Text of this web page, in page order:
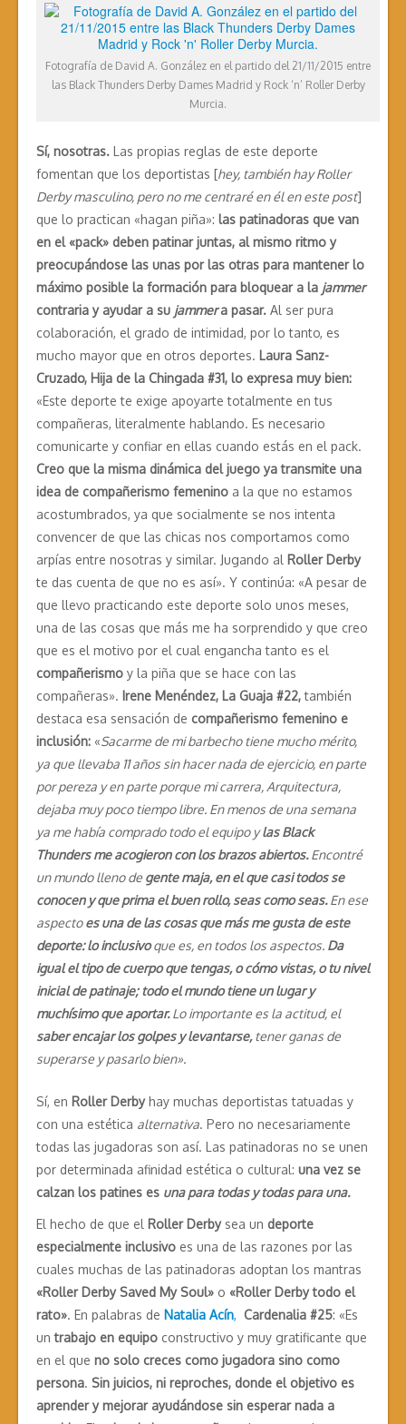
Fotografía de David A. González en el partido del 21/11/2015 entre
las Black Thunders Derby Dames Madrid y Rock ‘n’ Roller Derby
Murcia.
Sí, nosotras. Las propias reglas de este deporte
fomentan que los deportistas [hey, también hay Roller
Derby masculino, pero no me centraré en él en este post]
que lo practican «hagan piña»: las patinadoras que van
en el «pack» deben patinar juntas, al mismo ritmo y
preocupándose las unas por las otras para mantener lo
máximo posible la formación para bloquear a la jammer
contraria y ayudar a su jammera pasar. Al ser pura
colaboración, el grado de intimidad, por lo tanto, es
mucho mayor que en otros deportes. Laura Sanz-
Cruzado, Hija de la Chingada #31, lo expresa muy bien:
«Este deporte te exige apoyarte totalmente en tus
compañeras, literalmente hablando. Es necesario
comunicarte y confiar en ellas cuando estás en el pack.
Creo que la misma dinámica del juego ya transmite una
idea de compañerismo femenino a la que no estamos
acostumbrados, ya que socialmente se nos intenta
convencer de que las chicas nos comportamos como
arpías entre nosotras y similar. Jugando al Roller Derby
te das cuenta de que no es así». Y continúa: «A pesar de
que llevo practicando este deporte solo unos meses,
una de las cosas que más me ha sorprendido y que creo
que es el motivo por el cual engancha tanto es el
compañerismo y la piña que se hace con las
compañeras». Irene Menéndez, La Guaja #22,también
destaca esa sensación de compañerismo femenino e
inclusión: «Sacarme de mi barbecho tiene mucho mérito,
ya que llevaba 11 años sin hacer nada de ejercicio, en parte
por pereza y en parte porque mi carrera, Arquitectura,
dejaba muy poco tiempo libre. En menos de una semana
ya me había comprado todo el equipo ylas Black
Thunders me acogieron con los brazos abiertos.Encontré
un mundo lleno de gente maja, en el que casi todos se
conocen y que prima el buen rollo, seas como seas.En ese
aspectoes una de las cosas que más me gusta de este
deporte: lo inclusivoque es, en todos los aspectos. Da
igual el tipo de cuerpo que tengas, o cómo vistas, o tu nivel
inicial de patinaje; todo el mundo tiene un lugar y
muchísimo que aportar.Lo importante es la actitud, el
saber encajar los golpes y levantarse,tener ganas de
superarse y pasarlo bien».
Sí, en Roller Derbyhay muchas deportistas tatuadas y
con una estética alternativa. Pero no necesariamente
todas las jugadoras son así. Las patinadoras no se unen
por determinada afinidad estética o cultural: una vez se
calzan los patines es una para todas y todas para una.
El hecho de que el Roller Derbysea un deporte
especialmente inclusivo es una de las razones por las
cuales muchas de las patinadoras adoptan los mantras
«Roller Derby Saved My Soul» o «Roller Derby todo el
rato». En palabras de Natalia Acín, Cardenalia #25: «Es
untrabajo en equipo constructivo y muy gratificante que
en el que no solo creces como jugadora sino como
persona. Sin juicios, ni reproches, donde el objetivo es
aprender y mejorar ayudándose sin esperar nada a